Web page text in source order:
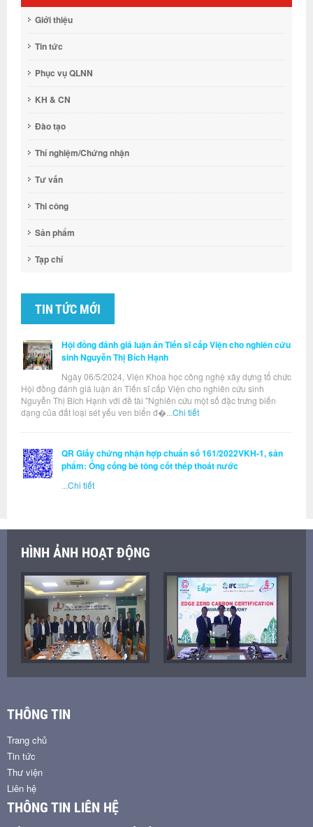
Giới thiệu
Tin tức
Phục vụ QLNN
KH & CN
Đào tạo
Thí nghiệm/Chứng nhận
Tư vấn
Thi công
Sản phẩm
Tạp chí
TIN TỨC MỚI
Hội đồng đánh giá luận án Tiến sĩ cấp Viện cho nghiên cứu
sinh Nguyễn Thị Bích Hạnh
Ngày 06/5/2024, Viện Khoa học công nghệ xây dựng tổ chức
Hội đồng đánh giá luận án Tiến sĩ cấp Viện cho nghiên cứu sinh
Nguyễn Thị Bích Hạnh với đề tài "Nghiên cứu một số đặc trưng biến
dạng của đất loại sét yếu ven biển đ�... Chi tiết
QR Giấy chứng nhận hợp chuẩn số 161/2022VKH-1, sản
phẩm: Ống cống bê tông cốt thép thoát nước
Chi tiết
HÌNH ẢNH HOẠT ĐỘNG
THÔNG TIN
Trang chủ
Tin tức
Thư viện
Liên hệ
THÔNG TIN LIÊN HỆ